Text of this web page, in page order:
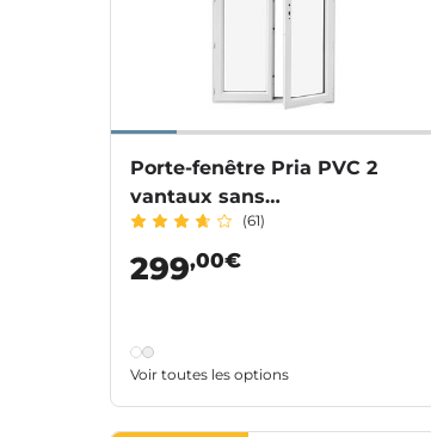
Porte-fenêtre Pria PVC 2
vantaux sans
soubassement
(61)
299,00€
Voir toutes les options